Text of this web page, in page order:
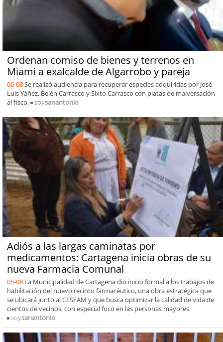
Ordenan comiso de bienes y terrenos en
Miami a exalcalde de Algarrobo y pareja
06-08Se realizó audiencia para recuperar especies adquiridas por José
Luis Yáñez, Belén Carrasco y Sixto Carrasco con platas de malversación
al fisco.
soysanantonio
Adiós a las largas caminatas por
medicamentos: Cartagena inicia obras de su
nueva Farmacia Comunal
05-08 La Municipalidad de Cartagena dio inicio formal a los trabajos de
habilitación del nuevo recinto farmacéutico, una obra estratégica que
se ubicará junto al CESFAM y que busca optimizar la calidad de vida de
cientos de vecinos, con especial foco en las personas mayores.
soysanantonio